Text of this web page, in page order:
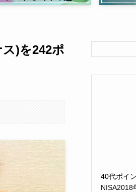
)を242ポ
40代ポイ
NISA2018